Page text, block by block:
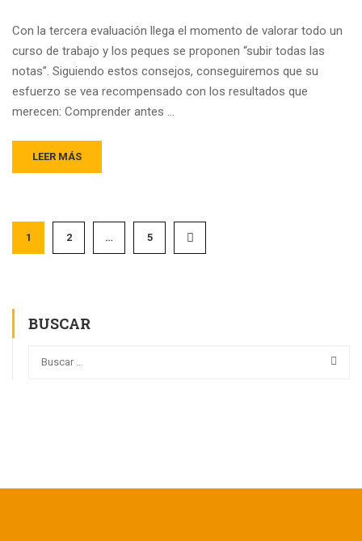
Con la tercera evaluación llega el momento de valorar todo un
curso de trabajo y los peques se proponen “subir todas las
notas”. Siguiendo estos consejos, conseguiremos que su
esfuerzo se vea recompensado con los resultados que
merecen: Comprender antes …
LEER MÁS
1 2 … 5
BUSCAR